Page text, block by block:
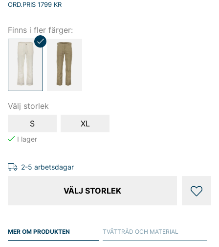
ORD.PRIS 1799 KR
Finns i fler färger:
Välj storlek
S
XL
2-5 arbetsdagar
VÄLJ STORLEK
MER OM PRODUKTEN TVÄTTRÅD OCH MATERIAL